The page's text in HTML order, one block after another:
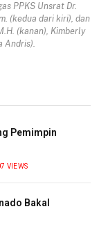
PPKS Unsrat Dr.
(kedua dari kiri), dan
(kanan), Kimberly
Andris).
Pemimpin
VIEWS
Bakal